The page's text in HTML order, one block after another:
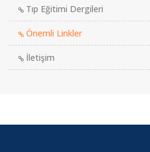
Tıp Eğitimi Dergileri
Önemli Linkler
İletişim